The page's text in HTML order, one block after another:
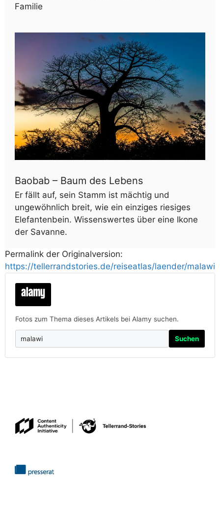
Familie
Baobab – Baum des Lebens
Er fällt auf, sein Stamm ist mächtig und
ungewöhnlich breit, wie ein einziges riesiges
Elefantenbein. Wissenswertes über eine Ikone
der Savanne.
Permalink der Originalversion:
https://tellerrandstories.de/reiseatlas/laender/malawi
Fotos zum Thema dieses Artikels bei Alamy suchen.
Suchen